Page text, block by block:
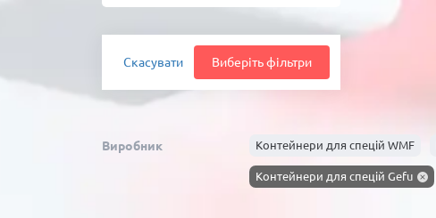
Скасувати Виберіть фільтри
Виробник Контейнери для спецій WMF
Контейнери для спецій Gefu